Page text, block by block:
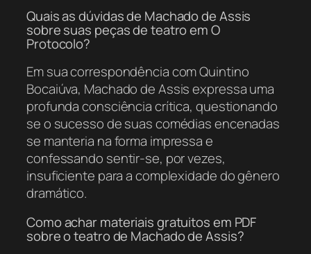
Quais as dúvidas de Machado de Assis
sobre suas peças de teatro em O
Protocolo?
Em sua correspondência com Quintino
Bocaiúva, Machado de Assis expressa uma
profunda consciência crítica, questionando
se o sucesso de suas comédias encenadas
se manteria na forma impressa e
confessando sentir-se, por vezes,
insuficiente para a complexidade do gênero
dramático.
Como achar materiais gratuitos em PDF
sobre o teatro de Machado de Assis?